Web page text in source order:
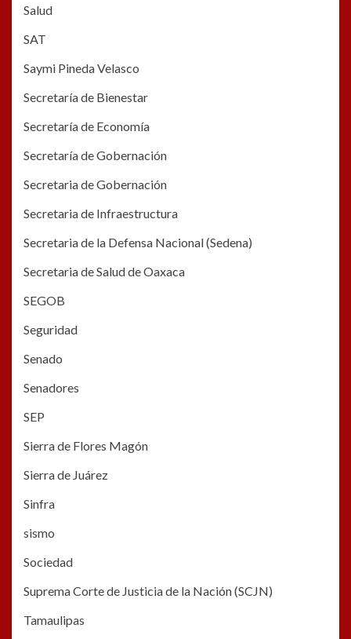
Salud
SAT
Saymi Pineda Velasco
Secretaría de Bienestar
Secretaría de Economía
Secretaría de Gobernación
Secretaria de Gobernación
Secretaria de Infraestructura
Secretaria de la Defensa Nacional (Sedena)
Secretaria de Salud de Oaxaca
SEGOB
Seguridad
Senado
Senadores
SEP
Sierra de Flores Magón
Sierra de Juárez
Sinfra
sismo
Sociedad
Suprema Corte de Justicia de la Nación (SCJN)
Tamaulipas